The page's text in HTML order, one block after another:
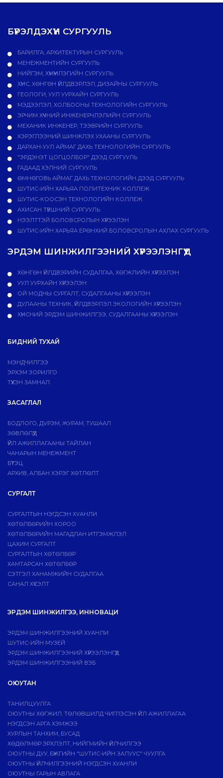
БҮРЭЛДЭХҮҮН СУРГУУЛЬ
БАРИЛГА, АРХИТЕКТУРЫН СУРГУУЛЬ
МЕНЕЖМЕНТИЙН СУРГУУЛЬ
НИЙГЭМ, ХҮМҮҮНЛЭГИЙН СУРГУУЛЬ
ХҮНС, ХӨНГӨН ҮЙЛДВЭРЛЭЛ, ДИЗАЙНЫ СУРГУУЛЬ
ГЕОЛОГИ, УУЛ УУРХАЙН СУРГУУЛЬ
МЭДЭЭЛЭЛ, ХОЛБООНЫ ТЕХНОЛОГИЙН СУРГУУЛЬ
ЭРЧИМ ХҮЧНИЙ ИНЖЕНЕРЧЛЭЛИЙН СУРГУУЛЬ
МЕХАНИК ИНЖЕНЕР, ТЭЭВРИЙН СУРГУУЛЬ
ХЭРЭГЛЭЭНИЙ ШИНЖЛЭХ УХААНЫ СУРГУУЛЬ
ДАРХАН-УУЛ АЙМАГ ДАХЬ ТЕХНОЛОГИЙН СУРГУУЛЬ
"ЭРДЭНЭТ ЦОГЦОЛБОР" ДЭЭД СУРГУУЛЬ
ГАДААД ХЭЛНИЙ СУРГУУЛЬ
ӨМНӨГОВЬ АЙМАГ ДАХЬ ТЕХНОЛОГИЙН ДЭЭД СУРГУУЛЬ
ШУТИС-ИЙН ХАРЬЯА ПОЛИТЕХНИК КОЛЛЕЖ
ШУТИС-КООСЭН ТЕХНОЛОГИЙН КОЛЛЕЖ
АХИСАН ТҮВШНИЙ СУРГУУЛЬ
НЭЭЛТТЭЙ БОЛОВСРОЛЫН ХҮРЭЭЛЭН
ШУТИС-ИЙН ХАРЬЯА ЕРӨНХИЙ БОЛОВСРОЛЫН АХЛАХ СУРГУУЛЬ
ЭРДЭМ ШИНЖИЛГЭЭНИЙ ХҮРЭЭЛЭНГҮҮД
ХӨНГӨН ҮЙЛДВЭРИЙН СУДАЛГАА, ХӨГЖЛИЙН ХҮРЭЭЛЭН
УУЛ УУРХАЙН ХҮРЭЭЛЭН
ОЙ МОДНЫ СУРГАЛТ, СУДАЛГААНЫ ХҮРЭЭЛЭН
ДУЛААНЫ ТЕХНИК, ҮЙЛДВЭРЛЭЛ ЭКОЛОГИЙН ХҮРЭЭЛЭН
ХҮНСНИЙ ЭРДЭМ ШИНЖИЛГЭЭ, СУДАЛГААНЫ ХҮРЭЭЛЭН
БИДНИЙ ТУХАЙ
МЭНДЧИЛГЭЭ
ЭРХЭМ ЗОРИЛГО
ТҮҮХЭН ЗАМНАЛ
ЗАСАГЛАЛ
БОДЛОГО, ДVРЭМ, ЖУРАМ, ТУШААЛ
ЗӨВЛӨЛҮҮД
ҮЙЛ АЖИЛЛАГААНЫ ТАЙЛАН
ЧАНАРЫН МЕНЕЖМЕНТ
БҮТЭЦ
АРХИВ, АЛБАН ХЭРЭГ ХӨТЛӨЛТ
СУРГАЛТ
СУРГАЛТЫН НЭГДСЭН ХУАНЛИ
ХӨТӨЛБӨРИЙН ХОРОО
ХӨТӨЛБӨРИЙН МАГАДЛАН ИТГЭМЖЛЭЛ
ЦАХИМ СУРГАЛТ
СУРГАЛТЫН ХӨТӨЛБӨР
ХАМТАРСАН ХӨТӨЛБӨР
СЭТГЭЛ ХАНАМЖИЙН СУДАЛГАА
САНАЛ ХҮСЭЛТ
ЭРДЭМ ШИНЖИЛГЭЭ, ИННОВАЦИ
ЭРДЭМ ШИНЖИЛГЭЭНИЙ ХУАНЛИ
ШУТИС-ИЙН МУЗЕЙ
ЭРДЭМ ШИНЖИЛГЭЭНИЙ ХҮРЭЭЛЭНГҮҮД
ЭРДЭМ ШИНЖИЛГЭЭНИЙ ВЭБ
ОЮУТАН
ТАНИЛЦУУЛГА
ОЮУТНЫ ХӨГЖИЛ, ТӨЛӨВШИЛД ЧИГЛЭСЭН ҮЙЛ АЖИЛЛАГАА
НЭГДСЭН АРГА ХЭМЖЭЭ
ХУРЛЫН ТАНХИМ, БУСАД
ХӨДӨЛМӨР ЭРХЛЭЛТ, НИЙГМИЙН ҮЙЛЧИЛГЭЭ
ОЮУТНЫ ДУУ, БҮЖГИЙН "ШУТИС-ИЙН ЗАЛУУС" ЧУУЛГА
ОЮУТНЫ ҮЙЛЧИЛГЭЭНИЙ НЭГДСЭН ХУАНЛИ
ОЮУТНЫ ГАРЫН АВЛАГА